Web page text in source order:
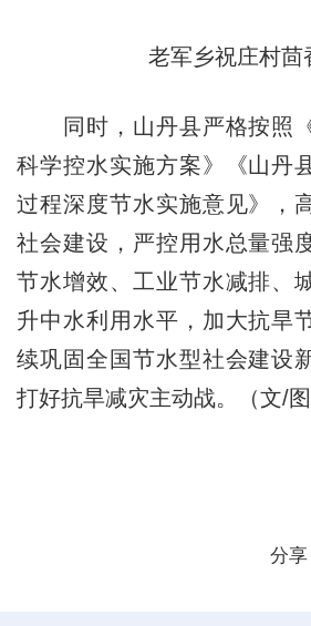
老军乡祝庄村茴
同时，山丹县严格按照
科学控水实施方案》《山丹
过程深度节水实施意见》，
社会建设，严控用水总量强
节水增效、工业节水减排、
升中水利用水平，加大抗旱
续巩固全国节水型社会建设
打好抗旱减灾主动战。（文/图
分享